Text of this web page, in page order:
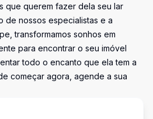
que querem fazer dela seu lar
de nossos especialistas e a
transformamos sonhos em
para encontrar o seu imóvel
todo o encanto que ela tem a
começar agora, agende a sua